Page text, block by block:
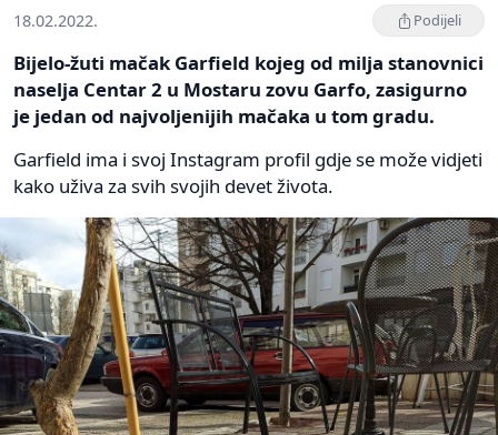
18.02.2022. Podijeli
Bijelo-žuti mačak Garfield kojeg od milja stanovnici
naselja Centar 2 u Mostaru zovu Garfo, zasigurno
je jedan od najvoljenijih mačaka u tom gradu.
Garfield ima i svoj Instagram profil gdje se može vidjeti
kako uživa za svih svojih devet života.